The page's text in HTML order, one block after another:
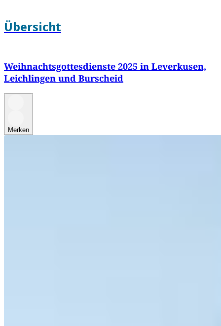
Übersicht
Weihnachtsgottesdienste 2025 in Leverkusen,
Leichlingen und Burscheid
Merken